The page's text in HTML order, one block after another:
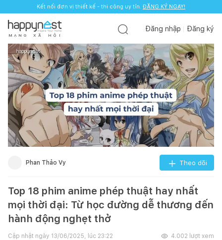
Kết nối đơn vị thiết kế - thi công uy tín. ĐĂNG KÝ NGAY!
M Ạ N G X Ã H Ộ I
Đăng nhập Đăng ký
Phan Thảo Vy Theo dõi
Top 18 phim anime phép thuật hay nhất
mọi thời đại: Từ học đường dễ thương đến
hành động nghẹt thở
Cập nhật ngày 13/06/2025, lúc 23:22 4.002 lượt xem